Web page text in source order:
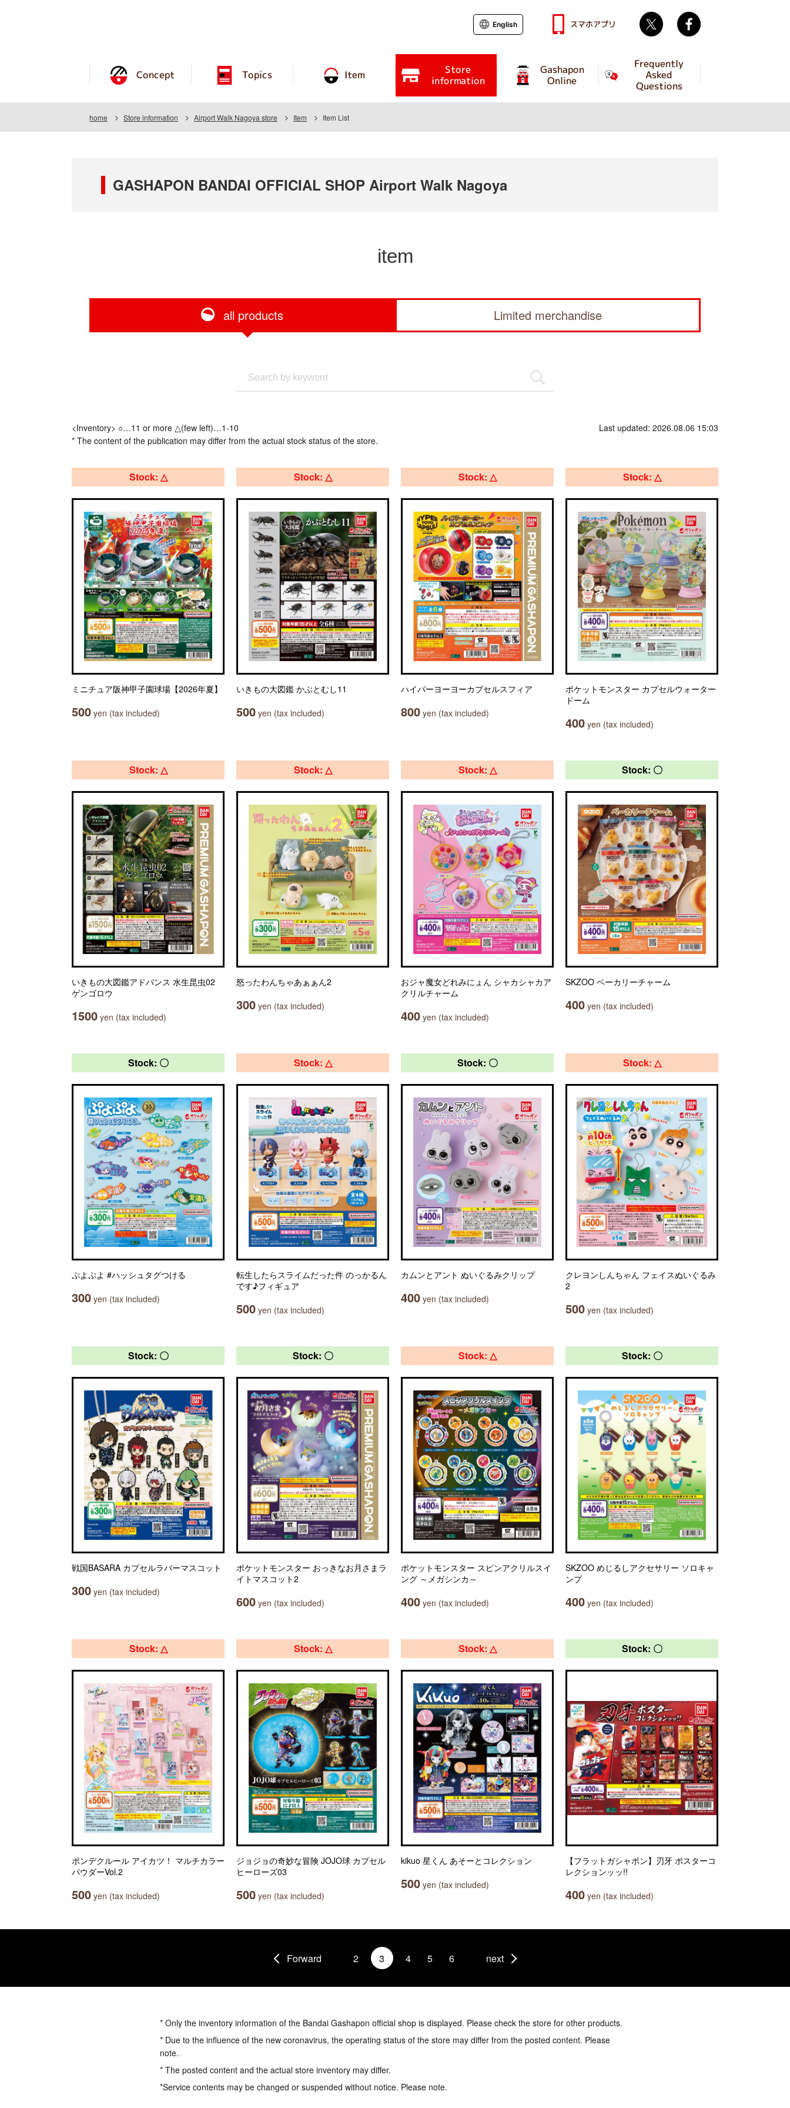
Concept Topics Item Store
information
Gashapon
Online
Frequently
Asked
Questions
English スマホアプリ Twitter
home Store information Airport Walk Nagoya store Item Item List
GASHAPON BANDAI OFFICIAL SHOP Airport Walk Nagoya
item
all products Limited merchandise
<Inventory> ○…11 or more △(few left)…1-10
* The content of the publication may differ from the actual stock status of the store.
Last updated: 2026.08.06 15:03
Stock: △
ミニチュア阪神甲子園球場【2026年夏】
500 yen (tax included)
Stock: △
いきもの大図鑑 かぶとむし11
500 yen (tax included)
Stock: △
ハイパーヨーヨーカプセルスフィア
800 yen (tax included)
Stock: △
ポケットモンスター カプセルウォーター
ドーム
400 yen (tax included)
Stock: △
いきもの大図鑑アドバンス 水生昆虫02
ゲンゴロウ
1500 yen (tax included)
Stock: △
怒ったわんちゃあぁぁん2
300 yen (tax included)
Stock: △
おジャ魔女どれみにょん シャカシャカア
クリルチャーム
400 yen (tax included)
Stock: 〇
SKZOO ベーカリーチャーム
400 yen (tax included)
Stock: 〇
ぷよぷよ #ハッシュタグつける
300 yen (tax included)
Stock: △
転生したらスライムだった件 のっかるん
です♪フィギュア
500 yen (tax included)
Stock: 〇
カムンとアント ぬいぐるみクリップ
400 yen (tax included)
Stock: △
クレヨンしんちゃん フェイスぬいぐるみ
2
500 yen (tax included)
Stock: 〇
戦国BASARA カプセルラバーマスコット
300 yen (tax included)
Stock: 〇
ポケットモンスター おっきなお月さまラ
イトマスコット2
600 yen (tax included)
Stock: △
ポケットモンスター スピンアクリルスイ
ング ～メガシンカ～
400 yen (tax included)
Stock: 〇
SKZOO めじるしアクセサリー ソロキャ
ンプ
400 yen (tax included)
Stock: △
ポンデクルール アイカツ！ マルチカラー
パウダーVol.2
500 yen (tax included)
Stock: △
ジョジョの奇妙な冒険 JOJO球 カプセル
ヒーローズ03
500 yen (tax included)
Stock: △
kikuo 星くん あそーとコレクション
500 yen (tax included)
Stock: 〇
【フラットガシャポン】刃牙 ポスターコ
レクションッッ!!
400 yen (tax included)
Forward 2 3 4 5 6 next
* Only the inventory information of the Bandai Gashapon official shop is displayed. Please check the store for other products.
* Due to the influence of the new coronavirus, the operating status of the store may differ from the posted content. Please
note.
* The posted content and the actual store inventory may differ.
*Service contents may be changed or suspended without notice. Please note.